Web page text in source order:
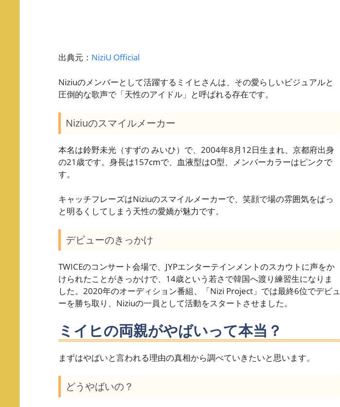
出典元： NiziU Official
Niziuのメンバーとして活躍するミイヒさんは、その愛らしいビジュアルと
圧倒的な歌声で「天性のアイドル」と呼ばれる存在です。
Niziuのスマイルメーカー
本名は鈴野未光（すずの みいひ）で、2004年8月12日生まれ、京都府出身
の21歳です。身長は157cmで、血液型はO型、メンバーカラーはピンクで
す。
キャッチフレーズはNiziuのスマイルメーカーで、笑顔で場の雰囲気をぱっ
と明るくしてしまう天性の愛嬌が魅力です。
デビューのきっかけ
TWICEのコンサート会場で、JYPエンターテインメントのスカウトに声をか
けられたことがきっかけで、14歳という若さで韓国へ渡り練習生になりま
した。2020年のオーディション番組、「Nizi Project」では最終6位でデビュ
ーを勝ち取り、Niziuの一員として活動をスタートさせました。
ミイヒの両親がやばいって本当？
まずはやばいと言われる理由の真相から調べていきたいと思います。
どうやばいの？